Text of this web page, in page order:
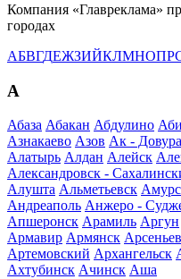
Компания «Главреклама»
городах
АБВГДЕЖЗИЙКЛМНОПР
А
Абаза Абакан Абдулино
Азнакаево Азов Ак -
Алатырь Алдан Алейск
Александровск -
Алушта Альметьевск
Андреаполь Анжеро -
Апшеронск Арамиль Аргун
Армавир Армянск Арсеньев
Артемовский Архангельск
Ахтубинск Ачинск Аша